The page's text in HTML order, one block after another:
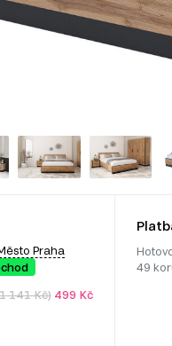
Praha
141 Kč)499 Kč
49